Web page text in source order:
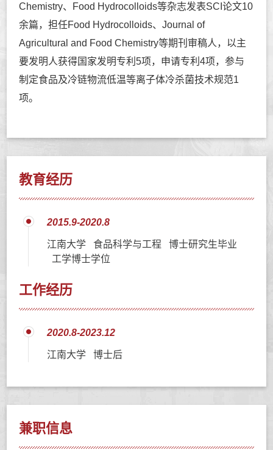
Chemistry、Food Hydrocolloids等杂志发表SCI论文10
余篇，担任Food Hydrocolloids、Journal of
Agricultural and Food Chemistry等期刊审稿人，以主
要发明人获得国家发明专利5项，申请专利4项，参与
制定食品及冷链物流低温等离子体冷杀菌技术规范1
项。
教育经历
2015.9-2020.8
江南大学 食品科学与工程 博士研究生毕业
工学博士学位
工作经历
2020.8-2023.12
江南大学 博士后
兼职信息